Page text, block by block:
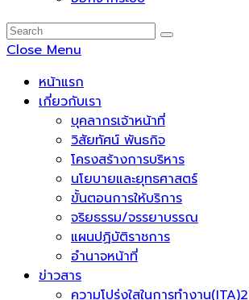
Close Menu
หน้าแรก
เกี่ยวกับเรา
บุคลากรเจ้าหน้าที่
วิสัยทัศน์ พันธกิจ
โครงสร้างการบริหาร
นโยบายและยุทธศาสตร์
ขั้นตอนการให้บริการ
จริยธรรม/จรรยาบรรณ
แผนปฏิบัติราชการ
อำนาจหน้าที่
ข่าวสาร
ความโปร่งใสในการทำงาน(ITA)2